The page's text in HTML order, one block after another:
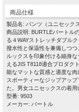
商品仕様
製品名: パンツ（ユニセック
商品説明: BURTLEバートル
る４WAYストレッチダブル
撥水性と保温性を兼備しつ
ルックスを印象付ける細身
えるJIS T8118適合プロダク
能なマットな質感と適度な
スポーティーなジップアッ
た。男女ユニセックスの着
型番: 9503
メーカー: バートル